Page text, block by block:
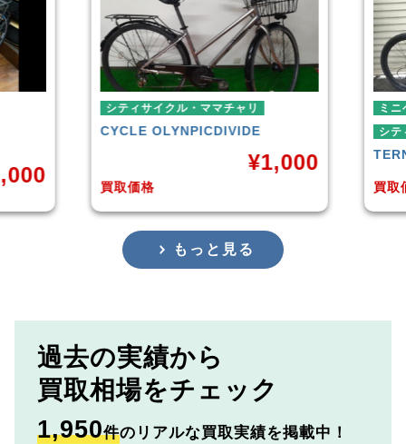
シティサイクル・ママチャリ
CYCLE OLYNPICDIVIDE
買取価格
シティサイクル・
TERN SURGE
もっと見る
過去の実績から
買取相場をチェック
1,950件のリアルな買取実績を掲載中！